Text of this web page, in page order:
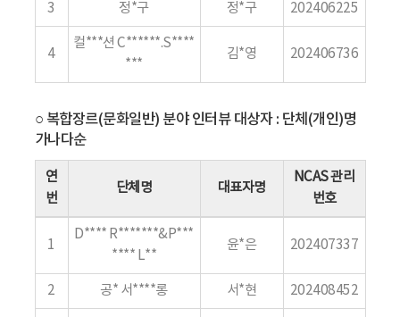
3 정*구 정*구 202406225
4
컬***션 C******.S****
***
김*영 202406736
○ 복합장르(문화일반) 분야 인터뷰 대상자 : 단체(개인)명
가나다순
연
번
단체명 대표자명
NCAS 관리
번호
1
D**** R*******&P***
**** L**
윤*은 202407337
2 공* 서****롱 서*현 202408452